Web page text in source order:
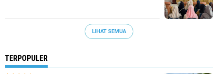
LIHAT SEMUA
TERPOPULER